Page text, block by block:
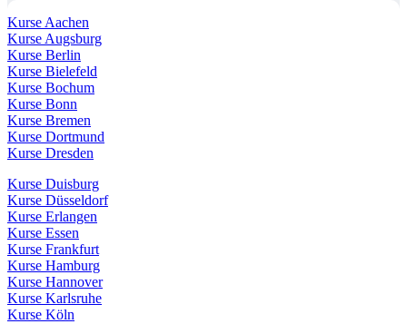
Kurse Aachen
Kurse Augsburg
Kurse Berlin
Kurse Bielefeld
Kurse Bochum
Kurse Bonn
Kurse Bremen
Kurse Dortmund
Kurse Dresden
Kurse Duisburg
Kurse Düsseldorf
Kurse Erlangen
Kurse Essen
Kurse Frankfurt
Kurse Hamburg
Kurse Hannover
Kurse Karlsruhe
Kurse Köln